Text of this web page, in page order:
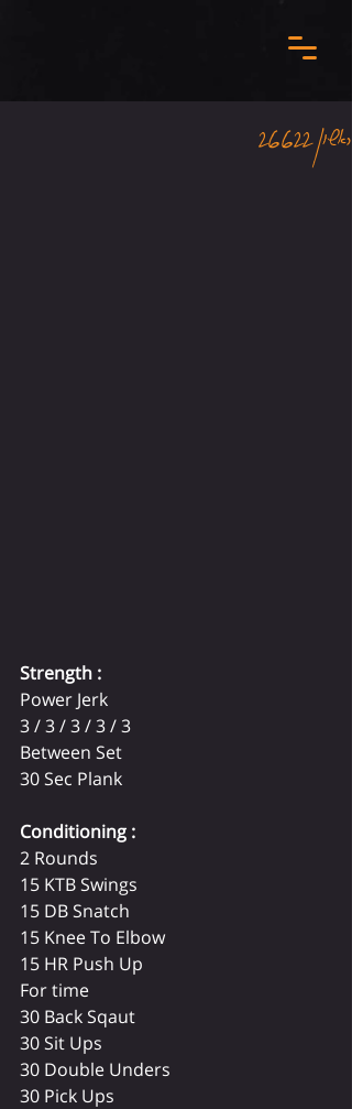
ראשון 26.6.22
Strength :
Power Jerk
3 / 3 / 3 / 3 / 3
Between Set
30 Sec Plank
Conditioning :
2 Rounds
15 KTB Swings
15 DB Snatch
15 Knee To Elbow
15 HR Push Up
For time
30 Back Sqaut
30 Sit Ups
30 Double Unders
30 Pick Ups